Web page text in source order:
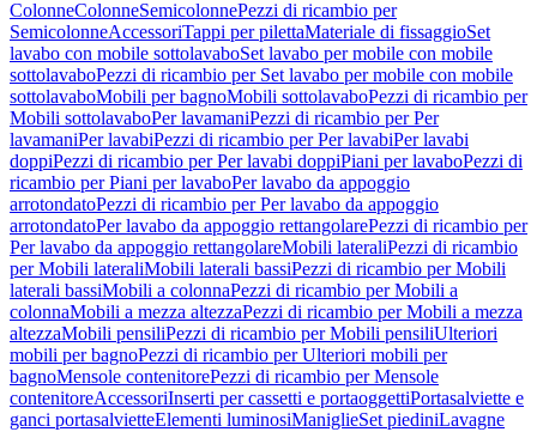
ColonneColonneSemicolonnePezzi di ricambio per
SemicolonneAccessoriTappi per pilettaMateriale di fissaggioSet
lavabo con mobile sottolavaboSet lavabo per mobile con mobile
sottolavaboPezzi di ricambio per Set lavabo per mobile con mobile
sottolavaboMobili per bagnoMobili sottolavaboPezzi di ricambio per
Mobili sottolavaboPer lavamaniPezzi di ricambio per Per
lavamaniPer lavabiPezzi di ricambio per Per lavabiPer lavabi
doppiPezzi di ricambio per Per lavabi doppiPiani per lavaboPezzi di
ricambio per Piani per lavaboPer lavabo da appoggio
arrotondatoPezzi di ricambio per Per lavabo da appoggio
arrotondatoPer lavabo da appoggio rettangolarePezzi di ricambio per
Per lavabo da appoggio rettangolareMobili lateraliPezzi di ricambio
per Mobili lateraliMobili laterali bassiPezzi di ricambio per Mobili
laterali bassiMobili a colonnaPezzi di ricambio per Mobili a
colonnaMobili a mezza altezzaPezzi di ricambio per Mobili a mezza
altezzaMobili pensiliPezzi di ricambio per Mobili pensiliUlteriori
mobili per bagnoPezzi di ricambio per Ulteriori mobili per
bagnoMensole contenitorePezzi di ricambio per Mensole
contenitoreAccessoriInserti per cassetti e portaoggettiPortasalviette e
ganci portasalvietteElementi luminosiManiglieSet piediniLavagne